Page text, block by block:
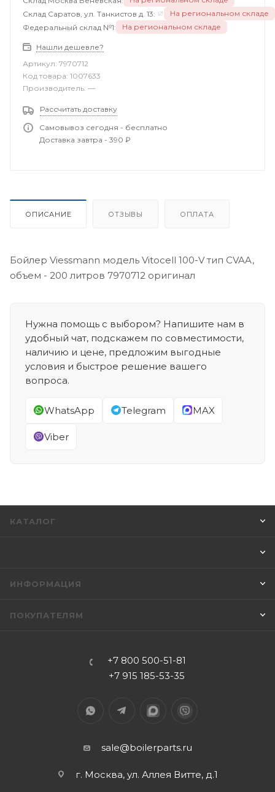
Склад Саратов, ул. Танкистов д. 13:
На региональном складе
Федеральный склад №1:
На региональном складе
Нашли дешевле?
Артикул: 7970712
Код товара: 1007633
Производитель: —
Рассчитать доставку
Самовывоз сегодня - бесплатно
Доставка завтра - 390 ₽
ОПИСАНИЕ ОТЗЫВЫ ОПЛАТА
Бойлер Viessmann модель Vitocell 100-V тип CVAA,
объем - 200 литров 7970712 оригинал
Нужна помощь с выбором? Напишите нам в
удобный чат, подскажем по совместимости,
наличию и цене, предложим выгодные
условия и быстрое решение вашего
вопроса.
WhatsApp Telegram MAX
Viber
КАТАЛОГ
ИНФОРМАЦИЯ
ПОКУПАТЕЛЯМ
+7 800 500-51-81
+7 915 185-53-35
sale@boilerparts.ru
г. Москва, ул. Аллея Витте, д.1